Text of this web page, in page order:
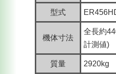
型式
機体寸法
全長約
計測値)
質量 2920kg